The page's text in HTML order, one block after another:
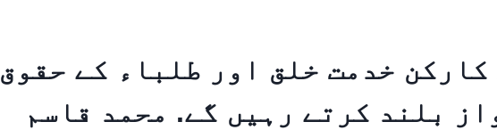
کارکن خدمت خلق اور طلباء کے حقوق
بلند کرتے رہیں گے. محمد قاسم